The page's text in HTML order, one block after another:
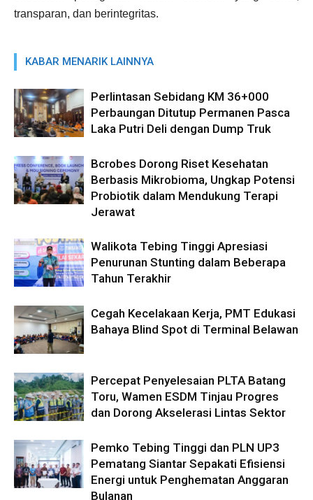
transparan, dan berintegritas.
KABAR MENARIK LAINNYA
Perlintasan Sebidang KM 36+000
Perbaungan Ditutup Permanen Pasca
Laka Putri Deli dengan Dump Truk
Bcrobes Dorong Riset Kesehatan
Berbasis Mikrobioma, Ungkap Potensi
Probiotik dalam Mendukung Terapi
Jerawat
Walikota Tebing Tinggi Apresiasi
Penurunan Stunting dalam Beberapa
Tahun Terakhir
Cegah Kecelakaan Kerja, PMT Edukasi
Bahaya Blind Spot di Terminal Belawan
Percepat Penyelesaian PLTA Batang
Toru, Wamen ESDM Tinjau Progres
dan Dorong Akselerasi Lintas Sektor
Pemko Tebing Tinggi dan PLN UP3
Pematang Siantar Sepakati Efisiensi
Energi untuk Penghematan Anggaran
Bulanan